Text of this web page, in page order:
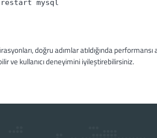
mysql
doğru adımlar atıldığında performansı
ve kullanıcı deneyimini iyileştirebilirsiniz.